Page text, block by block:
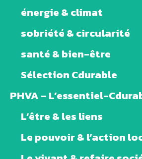
énergie & climat
sobriété & circularité
santé & bien-être
Sélection Cdurable
PHVA – L’essentiel-
L’être & les liens
Le pouvoir & l’action